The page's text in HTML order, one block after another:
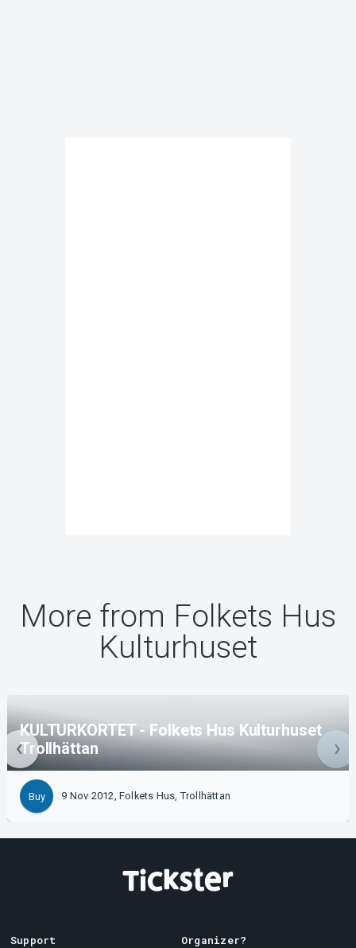
More from Folkets Hus
Kulturhuset
KULTURKORTET - Folkets Hus Kulturhuset
Trollhättan
Buy 9 Nov 2012, Folkets Hus, Trollhättan
Support Organizer?